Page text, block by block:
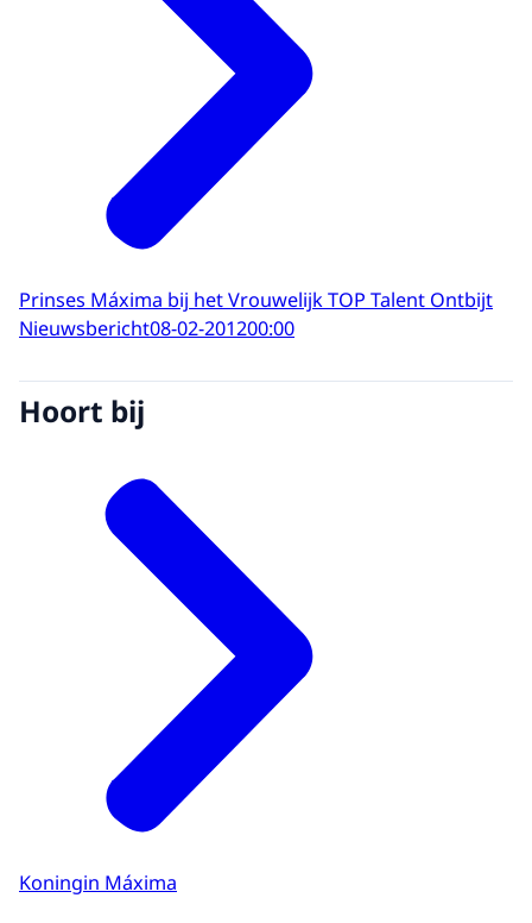
Prinses Máxima bij het Vrouwelijk TOP Talent Ontbijt
Nieuwsbericht08-02-201200:00
Hoort bij
Koningin Máxima